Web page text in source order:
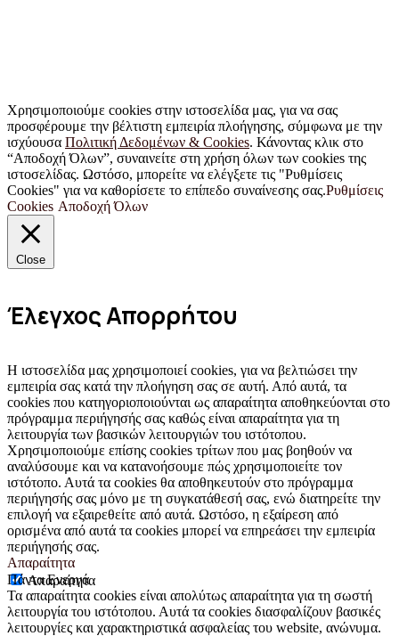
Χρησιμοποιούμε cookies στην ιστοσελίδα μας, για να σας
προσφέρουμε την βέλτιστη εμπειρία πλοήγησης, σύμφωνα με την
ισχύουσα Πολιτική Δεδομένων & Cookies. Κάνοντας κλικ στο
“Αποδοχή Όλων”, συναινείτε στη χρήση όλων των cookies της
ιστοσελίδας. Ωστόσο, μπορείτε να ελέγξετε τις "Ρυθμίσεις
Cookies" για να καθορίσετε το επίπεδο συναίνεσης σας.Ρυθμίσεις
Cookies Αποδοχή Όλων
Close
Έλεγχος Απορρήτου
Η ιστοσελίδα μας χρησιμοποιεί cookies, για να βελτιώσει την
εμπειρία σας κατά την πλοήγηση σας σε αυτή. Από αυτά, τα
cookies που κατηγοριοποιούνται ως απαραίτητα αποθηκεύονται στο
πρόγραμμα περιήγησής σας καθώς είναι απαραίτητα για τη
λειτουργία των βασικών λειτουργιών του ιστότοπου.
Χρησιμοποιούμε επίσης cookies τρίτων που μας βοηθούν να
αναλύσουμε και να κατανοήσουμε πώς χρησιμοποιείτε τον
ιστότοπο. Αυτά τα cookies θα αποθηκευτούν στο πρόγραμμα
περιήγησής σας μόνο με τη συγκατάθεσή σας, ενώ διατηρείτε την
επιλογή να εξαιρεθείτε από αυτά. Ωστόσο, η εξαίρεση από
ορισμένα από αυτά τα cookies μπορεί να επηρεάσει την εμπειρία
περιήγησής σας.
Απαραίτητα
Απαραίτητα
Πάντα Ενεργά
Τα απαραίτητα cookies είναι απολύτως απαραίτητα για τη σωστή
λειτουργία του ιστότοπου. Αυτά τα cookies διασφαλίζουν βασικές
λειτουργίες και χαρακτηριστικά ασφαλείας του website, ανώνυμα.